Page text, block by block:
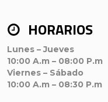
HORARIOS
Lunes – Jueves
10:00 A.m – 08:00 P.m
Viernes – Sábado
10:00 A.m – 08:30 P.m